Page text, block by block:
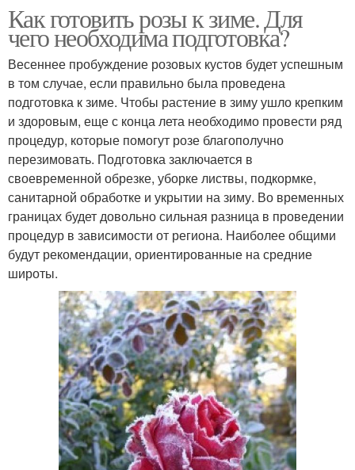
Как готовить розы к зиме. Для
чего необходима подготовка?
Весеннее пробуждение розовых кустов будет успешным
в том случае, если правильно была проведена
подготовка к зиме. Чтобы растение в зиму ушло крепким
и здоровым, еще с конца лета необходимо провести ряд
процедур, которые помогут розе благополучно
перезимовать. Подготовка заключается в
своевременной обрезке, уборке листвы, подкормке,
санитарной обработке и укрытии на зиму. Во временных
границах будет довольно сильная разница в проведении
процедур в зависимости от региона. Наиболее общими
будут рекомендации, ориентированные на средние
широты.